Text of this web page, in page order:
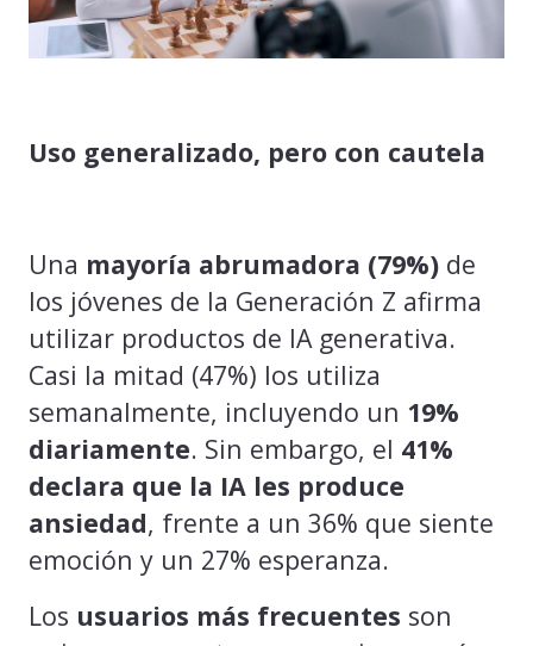
Uso generalizado, pero con cautela
Una mayoría abrumadora (79%) de
los jóvenes de la Generación Z afirma
utilizar productos de IA generativa.
Casi la mitad (47%) los utiliza
semanalmente, incluyendo un 19%
diariamente. Sin embargo, el 41%
declara que la IA les produce
ansiedad, frente a un 36% que siente
emoción y un 27% esperanza.
Los usuarios más frecuentes son